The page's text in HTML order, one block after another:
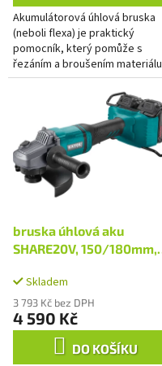
Akumulátorová úhlová bruska
(neboli flexa) je praktický
pomocník, který pomůže s
řezáním a broušením materiálu
bez potřeby blízkého dosahu
bruska úhlová aku
SHARE20V, 150/180mm,
Skladem
3 793 Kč bez DPH
4 590 Kč
DO KOŠÍKU